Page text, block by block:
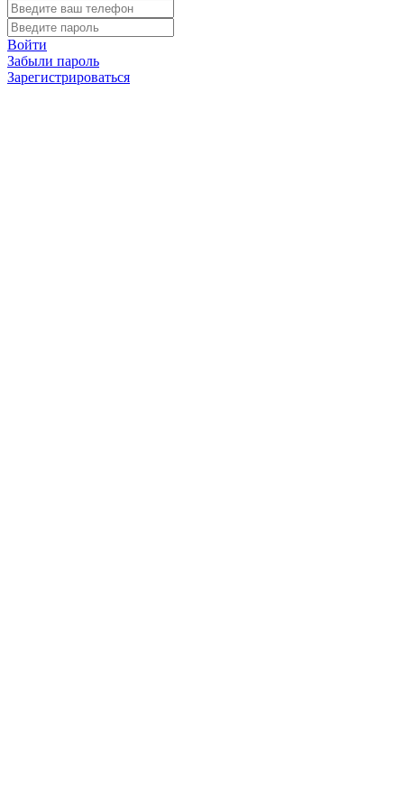
Войти
Забыли пароль
Зарегистрироваться